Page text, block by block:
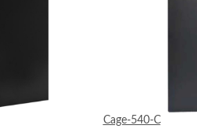
Cage-540-C